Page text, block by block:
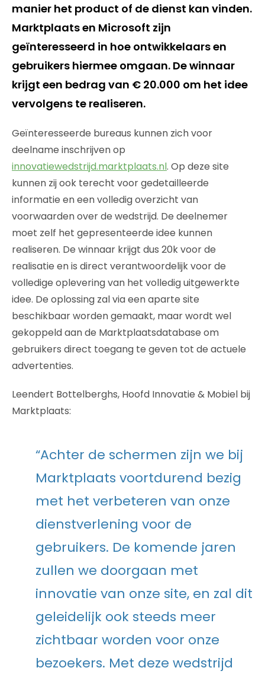
manier het product of de dienst kan vinden.
Marktplaats en Microsoft zijn
geïnteresseerd in hoe ontwikkelaars en
gebruikers hiermee omgaan. De winnaar
krijgt een bedrag van € 20.000 om het idee
vervolgens te realiseren.
Geïnteresseerde bureaus kunnen zich voor
deelname inschrijven op
innovatiewedstrijd.marktplaats.nl. Op deze site
kunnen zij ook terecht voor gedetailleerde
informatie en een volledig overzicht van
voorwaarden over de wedstrijd. De deelnemer
moet zelf het gepresenteerde idee kunnen
realiseren. De winnaar krijgt dus 20k voor de
realisatie en is direct verantwoordelijk voor de
volledige oplevering van het volledig uitgewerkte
idee. De oplossing zal via een aparte site
beschikbaar worden gemaakt, maar wordt wel
gekoppeld aan de Marktplaatsdatabase om
gebruikers direct toegang te geven tot de actuele
advertenties.
Leendert Bottelberghs, Hoofd Innovatie & Mobiel bij
Marktplaats:
“Achter de schermen zijn we bij
Marktplaats voortdurend bezig
met het verbeteren van onze
dienstverlening voor de
gebruikers. De komende jaren
zullen we doorgaan met
innovatie van onze site, en zal dit
geleidelijk ook steeds meer
zichtbaar worden voor onze
bezoekers. Met deze wedstrijd